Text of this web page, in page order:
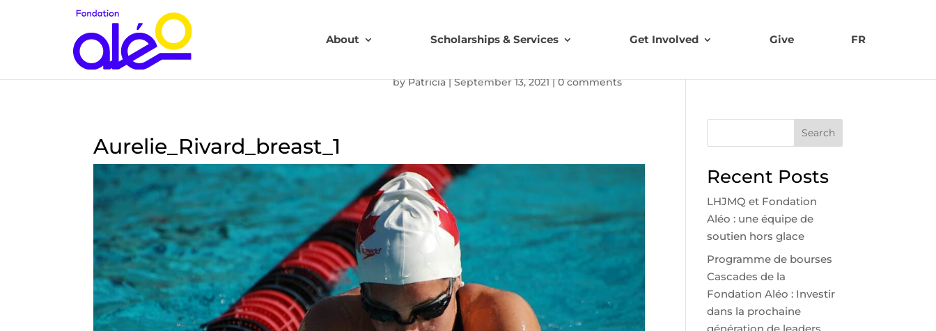
About Scholarships & Services Get Involved Give FR
Aurelie_Rivard_breast_1
byPatricia|September 13, 2021|0 comments
Search
Recent Posts
LHJMQ et Fondation
Aléo : une équipe de
soutien hors glace
Programme de bourses
Cascades de la
Fondation Aléo : Investir
dans la prochaine
génération de leaders